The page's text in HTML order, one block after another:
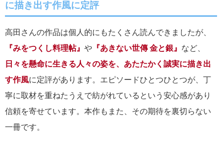
に描き出す作風に定評
高田さんの作品は個人的にもたくさん読んできましたが、
『みをつくし料理帖』 や 『あきない世傳 金と銀』 など、
日々を懸命に生きる人々の姿を、あたたかく誠実に描き出
す作風に定評があります。エピソードひとつひとつが、丁
寧に取材を重ねたうえで紡がれているという安心感があり
信頼を寄せています。本作もまた、その期待を裏切らない
一冊です。